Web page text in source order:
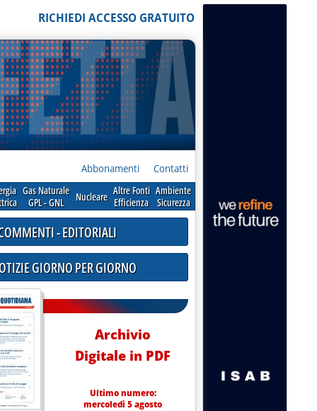
RICHIEDI ACCESSO GRATUITO
Abbonamenti Contatti
Gas Naturale
GPL - GNL
Nucleare Altre Fonti
Efficienza
Ambiente
Sicurezza
- EDITORIALI
GIORNO PER GIORNO
Archivio
Digitale in PDF
Ultimo numero:
mercoledì 5 agosto